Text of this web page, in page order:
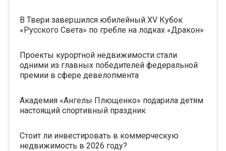
В Твери завершился юбилейный XV Кубок
«Русского Света» по гребле на лодках «Дракон»
Проекты курортной недвижимости стали
одними из главных победителей федеральной
премии в сфере девелопмента
Академия «Ангелы Плющенко» подарила детям
настоящий спортивный праздник
Стоит ли инвестировать в коммерческую
недвижимость в 2026 году?